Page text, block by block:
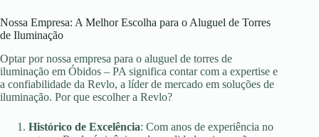
Nossa Empresa: A Melhor Escolha para o Aluguel de Torres
de Iluminação
Optar por nossa empresa para o aluguel de torres de
iluminação em Óbidos – PA significa contar com a expertise e
a confiabilidade da Revlo, a líder de mercado em soluções de
iluminação. Por que escolher a Revlo?
Histórico de Excelência: Com anos de experiência no